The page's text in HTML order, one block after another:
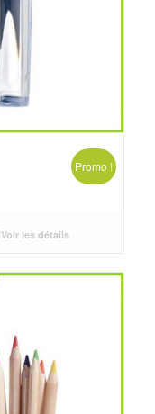
Promo !
Voir les détails